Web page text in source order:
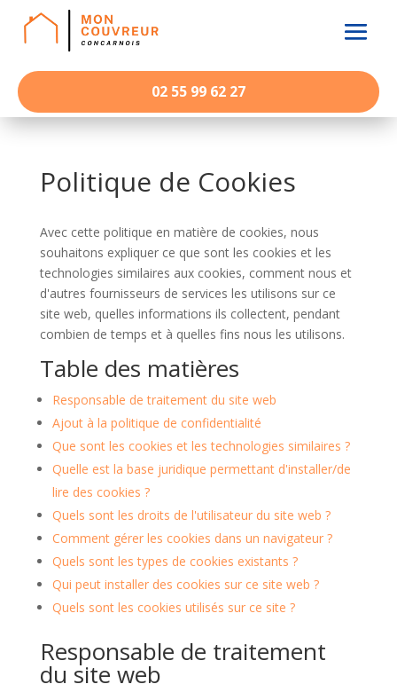
02 55 99 62 27
Politique de Cookies
Avec cette politique en matière de cookies, nous
souhaitons expliquer ce que sont les cookies et les
technologies similaires aux cookies, comment nous et
d'autres fournisseurs de services les utilisons sur ce
site web, quelles informations ils collectent, pendant
combien de temps et à quelles fins nous les utilisons.
Table des matières
Responsable de traitement du site web
Ajout à la politique de confidentialité
Que sont les cookies et les technologies similaires ?
Quelle est la base juridique permettant d'installer/de
lire des cookies ?
Quels sont les droits de l'utilisateur du site web ?
Comment gérer les cookies dans un navigateur ?
Quels sont les types de cookies existants ?
Qui peut installer des cookies sur ce site web ?
Quels sont les cookies utilisés sur ce site ?
Responsable de traitement
du site web